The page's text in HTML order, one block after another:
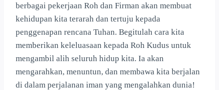
berbagai pekerjaan Roh dan Firman akan membuat
kehidupan kita terarah dan tertuju kepada
penggenapan rencana Tuhan. Begitulah cara kita
memberikan keleluasaan kepada Roh Kudus untuk
mengambil alih seluruh hidup kita. Ia akan
mengarahkan, menuntun, dan membawa kita berjalan
di dalam perjalanan iman yang mengalahkan dunia!